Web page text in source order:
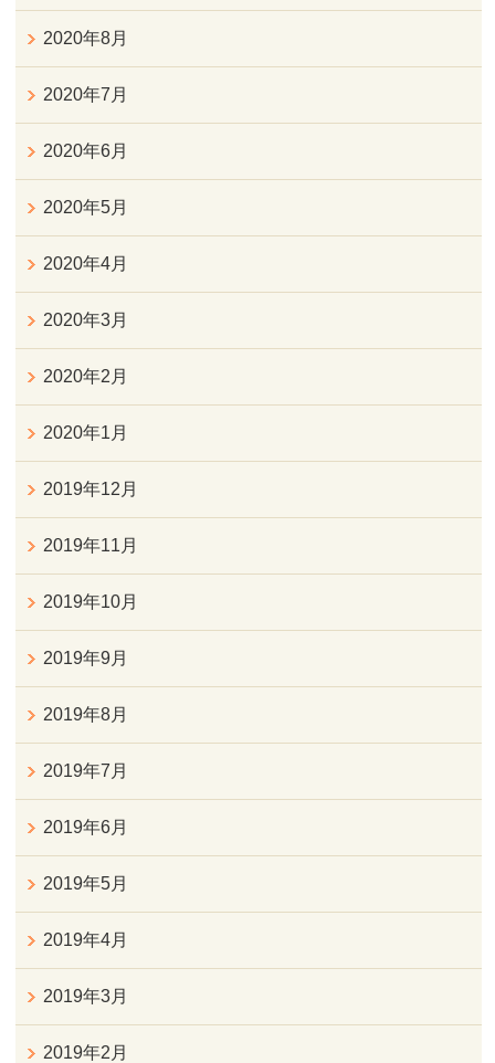
2020年8月
2020年7月
2020年6月
2020年5月
2020年4月
2020年3月
2020年2月
2020年1月
2019年12月
2019年11月
2019年10月
2019年9月
2019年8月
2019年7月
2019年6月
2019年5月
2019年4月
2019年3月
2019年2月